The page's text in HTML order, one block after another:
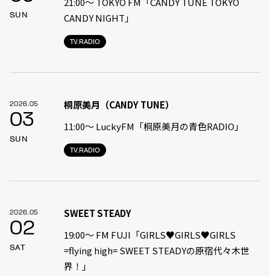
SUN
TV.RADIO
CANDY NIGHT」
2026.05
03
SUN
TV.RADIO
桐原美月（CANDY TUNE）
11:00〜 LuckyFM「桐原美月の青色RADIO」
2026.05
02
SAT
SWEET STEADY
19:00〜 FM FUJI「GIRLS♥GIRLS♥GIRLS
=flying high= SWEET STEADYの原宿代々木世
界！」